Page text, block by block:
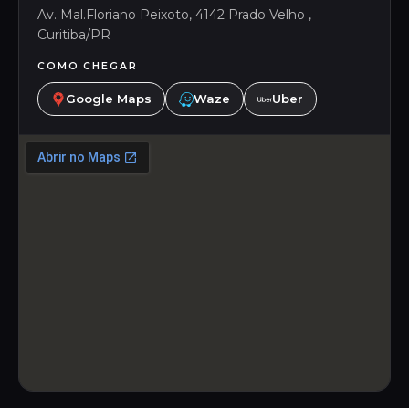
Av. Mal.Floriano Peixoto, 4142 Prado Velho ,
Curitiba/PR
COMO CHEGAR
Google Maps Waze Uber